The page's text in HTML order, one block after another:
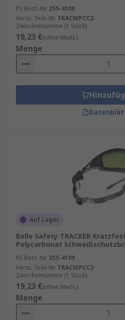
RS Best.-Nr. 255-4108
Herst. Teile-Nr. TRACWPCC2
Zwischensumme (1 Stück)
19,23 €(ohne MwSt.)
Menge
Auf Lager
Bolle Safety TRACKER
Polycarbonat
RS Best.-Nr. 255-4109
Herst. Teile-Nr. TRACWPCC3
Zwischensumme (1 Stück)
19,23 €(ohne MwSt.)
Menge